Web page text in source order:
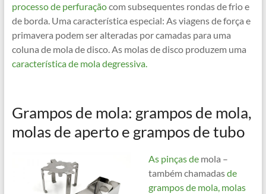
processo de perfuraçãocom subsequentes rondas de frio e
de borda. Uma característica especial: As viagens de força e
primavera podem ser alteradas por camadas para uma
coluna de mola de disco. As molas de disco produzem uma
característica de mola degressiva.
Grampos de mola: grampos de mola,
molas de aperto e grampos de tubo
As pinças demola –
também chamadasde
grampos de mola, molas